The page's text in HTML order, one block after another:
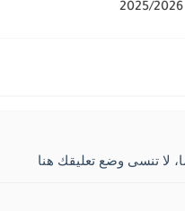
2025/2026
لا تنسى وضع تعليقك هنا